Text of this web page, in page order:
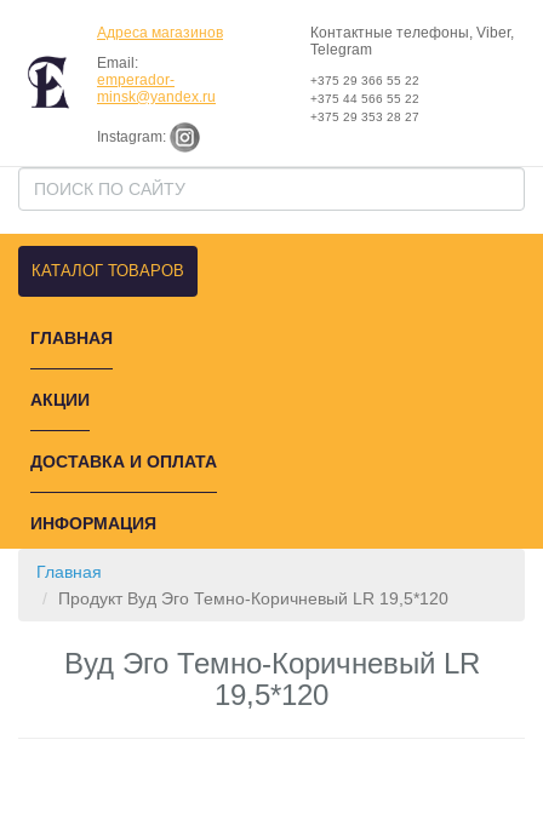
Адреса магазинов
Email:
emperador-
minsk@yandex.ru
Instagram:
Контактные телефоны, Viber,
Telegram
+375 29 366 55 22
+375 44 566 55 22
+375 29 353 28 27
КАТАЛОГ ТОВАРОВ
ГЛАВНАЯ
АКЦИИ
ДОСТАВКА И ОПЛАТА
ИНФОРМАЦИЯ
Главная
Продукт Вуд Эго Темно-Коричневый LR 19,5*120
Вуд Эго Темно-Коричневый LR
19,5*120